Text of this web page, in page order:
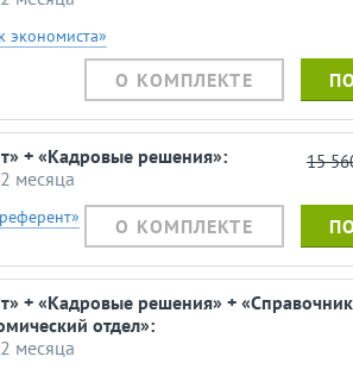
экономиста»
О КОМПЛЕКТЕ
+ «Кадровые решения»:
месяца
15
О КОМПЛЕКТЕ
+ «Кадровые решения» + «Справочник
отдел»:
месяца